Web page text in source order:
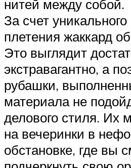
нитей между собой.
За счет
плетения жаккард
Это выглядит
экстравагантно, а
рубашки,
материала не
делового стиля. Их
на вечеринки в
обстановке, где вы